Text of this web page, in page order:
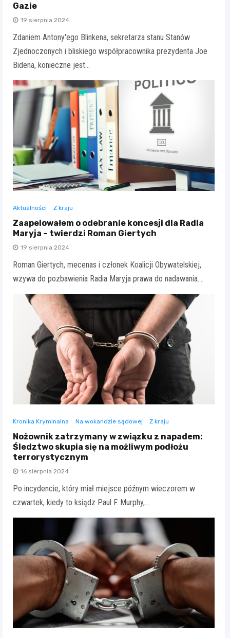
Gazie
19 sierpnia 2024
Zdaniem Antony'ego Blinkena, sekretarza stanu Stanów
Zjednoczonych i bliskiego współpracownika prezydenta Joe
Bidena, konieczne jest…
Aktualności Z kraju
Zaapelowałem o odebranie koncesji dla Radia
Maryja – twierdzi Roman Giertych
19 sierpnia 2024
Roman Giertych, mecenas i członek Koalicji Obywatelskiej,
wzywa do pozbawienia Radia Maryja prawa do nadawania.…
Kronika Kryminalna Na wokandzie sądowej Z kraju
Nożownik zatrzymany w związku z napadem:
Śledztwo skupia się na możliwym podłożu
terrorystycznym
16 sierpnia 2024
Po incydencie, który miał miejsce późnym wieczorem w
czwartek, kiedy to ksiądz Paul F. Murphy,…